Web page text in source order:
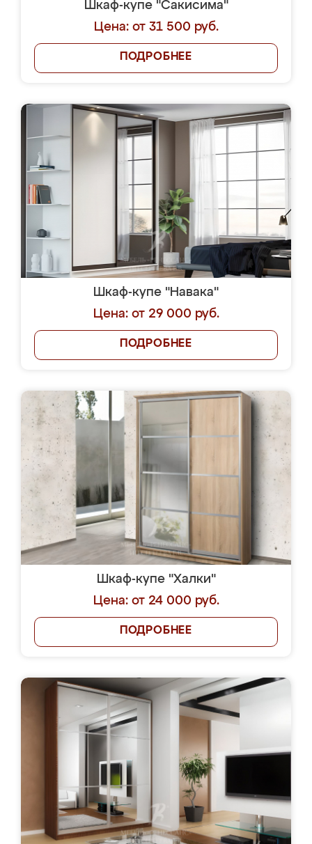
Шкаф-купе "Сакисима"
Цена: от 31 500 руб.
ПОДРОБНЕЕ
Шкаф-купе "Навака"
Цена: от 29 000 руб.
ПОДРОБНЕЕ
Шкаф-купе "Халки"
Цена: от 24 000 руб.
ПОДРОБНЕЕ